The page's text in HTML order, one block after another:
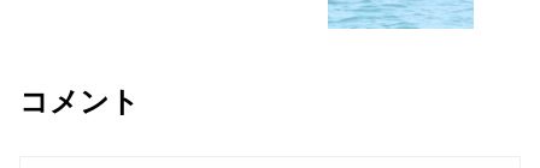
コメント